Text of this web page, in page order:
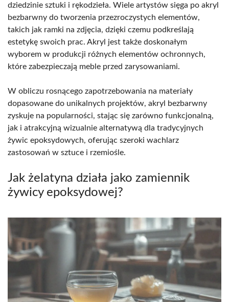
dziedzinie sztuki i rękodzieła. Wiele artystów sięga po akryl
bezbarwny do tworzenia przezroczystych elementów,
takich jak ramki na zdjęcia, dzięki czemu podkreślają
estetykę swoich prac. Akryl jest także doskonałym
wyborem w produkcji różnych elementów ochronnych,
które zabezpieczają meble przed zarysowaniami.
W obliczu rosnącego zapotrzebowania na materiały
dopasowane do unikalnych projektów, akryl bezbarwny
zyskuje na popularności, stając się zarówno funkcjonalną,
jak i atrakcyjną wizualnie alternatywą dla tradycyjnych
żywic epoksydowych, oferując szeroki wachlarz
zastosowań w sztuce i rzemiośle.
Jak żelatyna działa jako zamiennik
żywicy epoksydowej?